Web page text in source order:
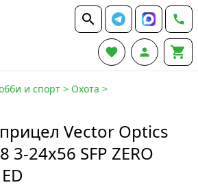
 
  
и спорт > Охота >
Vector Optics
3-24x56 SFP ZERO